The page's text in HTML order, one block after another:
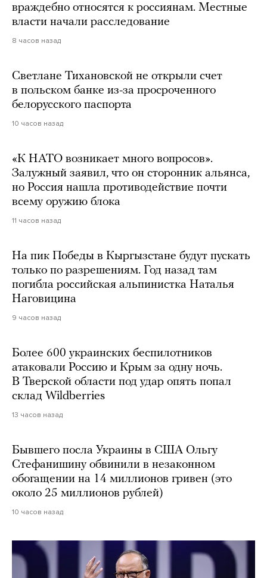
враждебно относятся к россиянам. Местные
власти начали расследование
8 часов назад
Светлане Тихановской не открыли счет
в польском банке из-за просроченного
белорусского паспорта
10 часов назад
«К НАТО возникает много вопросов».
Залужный заявил, что он сторонник альянса,
но Россия нашла противодействие почти
всему оружию блока
11 часов назад
На пик Победы в Кыргызстане будут пускать
только по разрешениям. Год назад там
погибла российская альпинистка Наталья
Наговицина
9 часов назад
Более 600 украинских беспилотников
атаковали Россию и Крым за одну ночь.
В Тверской области под удар опять попал
склад Wildberries
13 часов назад
Бывшего посла Украины в США Ольгу
Стефанишину обвинили в незаконном
обогащении на 14 миллионов гривен (это
около 25 миллионов рублей)
10 часов назад